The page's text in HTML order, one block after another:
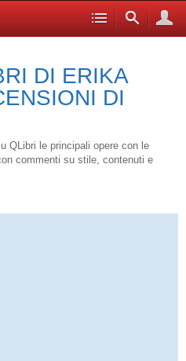
DI ERIKA
DI
QLibri le principali opere con le
commenti su stile, contenuti e